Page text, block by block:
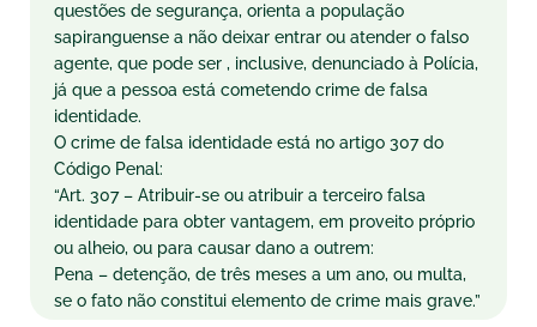
questões de segurança, orienta a população
sapiranguense a não deixar entrar ou atender o falso
agente, que pode ser , inclusive, denunciado à Polícia,
já que a pessoa está cometendo crime de falsa
identidade.
O crime de falsa identidade está no artigo 307 do
Código Penal:
“Art. 307 – Atribuir-se ou atribuir a terceiro falsa
identidade para obter vantagem, em proveito próprio
ou alheio, ou para causar dano a outrem:
Pena – detenção, de três meses a um ano, ou multa,
se o fato não constitui elemento de crime mais grave.”